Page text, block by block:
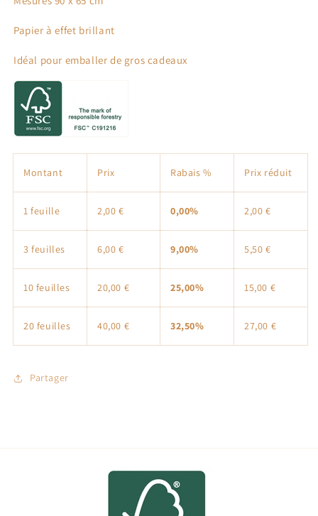
communioncommunion
Papier à effet brillant
Idéal pour emballer de gros cadeaux
Montant Prix Rabais % Prix ​​réduit
1 feuille 2,00 € 0,00% 2,00 €
3 feuilles 6,00 € 9,00% 5,50 €
10 feuilles 20,00 € 25,00% 15,00 €
20 feuilles 40,00 € 32,50% 27,00 €
Partager